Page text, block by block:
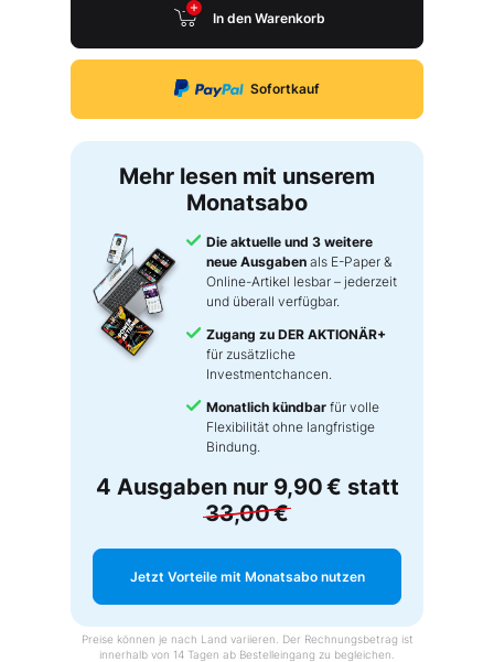
In den Warenkorb
Sofortkauf
Mehr lesen mit unserem
Monatsabo
Die aktuelle und 3 weitere
neue Ausgaben als E-Paper &
Online-Artikel lesbar – jederzeit
und überall verfügbar.
Zugang zu DER AKTIONÄR+
für zusätzliche
Investmentchancen.
Monatlich kündbar für volle
Flexibilität ohne langfristige
Bindung.
4 Ausgaben nur 9,90 € statt
33,00 €
Jetzt Vorteile mit Monatsabo nutzen
Preise können je nach Land variieren. Der Rechnungsbetrag ist
innerhalb von 14 Tagen ab Bestelleingang zu begleichen.